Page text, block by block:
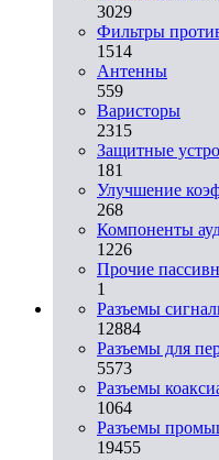
3029
Фильтры
1514
Антенны
559
Варисторы
2315
Защитные
181
Улучшение
268
Компоненты
1226
Прочие
1
Разъeмы
12884
Разъeмы для
5573
Разъeмы
1064
Разъeмы
19455